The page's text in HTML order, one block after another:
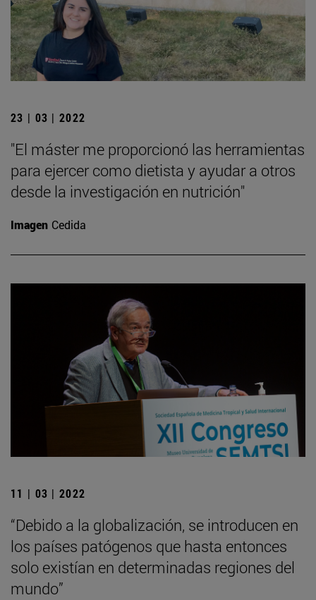
23 | 03 | 2022
"El máster me proporcionó las herramientas
para ejercer como dietista y ayudar a otros
desde la investigación en nutrición"
Imagen Cedida
11 | 03 | 2022
“Debido a la globalización, se introducen en
los países patógenos que hasta entonces
solo existían en determinadas regiones del
mundo”